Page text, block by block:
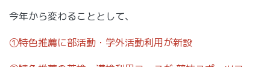
今年から変わることとして、
①特色推薦に部活動・学外活動利用が新設